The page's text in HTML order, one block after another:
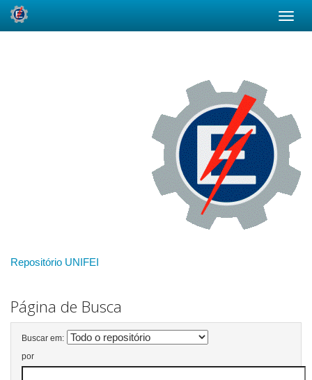
Repositório UNIFEI
Página de Busca
Buscar em:
por